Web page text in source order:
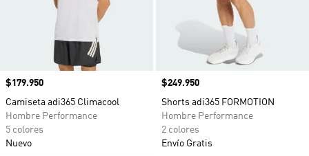
Precio
$179.950
Camiseta adi365 Climacool
Hombre Performance
5 colores
Nuevo
Precio
$249.950
Shorts adi365 FORMOTION
Hombre Performance
2 colores
Envío Gratis